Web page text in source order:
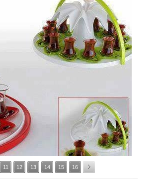
11 12 13 14 15 16